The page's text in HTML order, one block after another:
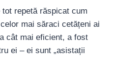
repetă răspicat cum
mai săraci cetățeni ai
cât mai eficient, a fost
ei – ei sunt „asistații